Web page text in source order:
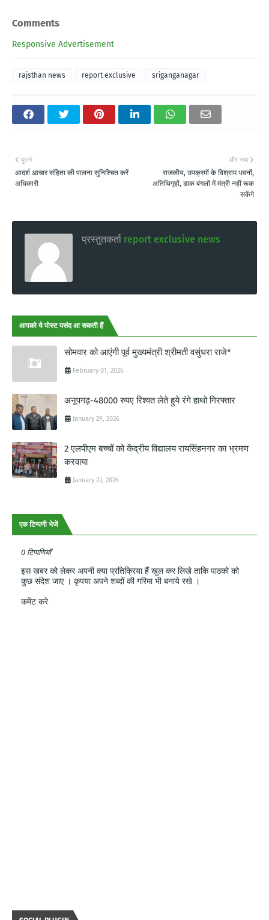
Comments
Responsive Advertisement
rajsthan news report exclusive sriganganagar
और नया
राजकीय, उपक्रमों के विश्राम भवनों,
अतिथिगृहों, डाक बंगलों में मंत्री नहीं रूक
सकेंगे
पुराने
आदर्श आचार संहिता की पालना सुनिश्चित करें
अधिकारी
प्रस्तुतकर्ता report exclusive news
आपको ये पोस्ट पसंद आ सकती हैं
सोमवार को आएंगी पूर्व मुख्यमंत्री श्रीमती वसुंधरा राजे*
February 01, 2026
अनूपगढ़-48000 रुपए रिश्वत लेते हुये रंगे हाथो गिरफ्तार
January 29, 2026
2 एलपीएम बच्चों को केंद्रीय विद्यालय रायसिंहनगर का भ्रमण
करवाया
January 23, 2026
एक टिप्पणी भेजें
0 टिप्पणियाँ
इस खबर को लेकर अपनी क्या प्रतिक्रिया हैं खुल कर लिखे ताकि पाठको को
कुछ संदेश जाए । कृपया अपने शब्दों की गरिमा भी बनाये रखे ।
कमेंट करे